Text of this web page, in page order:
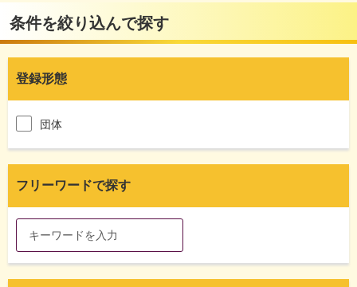
条件を絞り込んで探す
登録形態
団体
フリーワードで探す